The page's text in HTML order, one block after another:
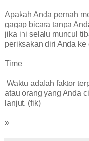
Apakah Anda pernah
gagap bicara tanpa
jika ini selalu muncul
periksakan diri Anda ke
Time
Waktu adalah faktor
atau orang yang Anda
lanjut. (fik)
»